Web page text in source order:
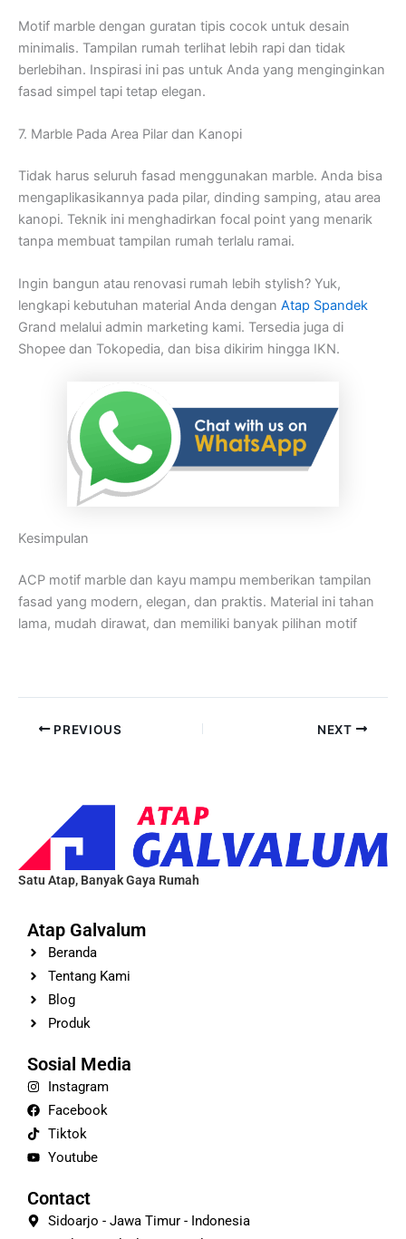
Motif marble dengan guratan tipis cocok untuk desain
minimalis. Tampilan rumah terlihat lebih rapi dan tidak
berlebihan. Inspirasi ini pas untuk Anda yang menginginkan
fasad simpel tapi tetap elegan.
7. Marble Pada Area Pilar dan Kanopi
Tidak harus seluruh fasad menggunakan marble. Anda bisa
mengaplikasikannya pada pilar, dinding samping, atau area
kanopi. Teknik ini menghadirkan focal point yang menarik
tanpa membuat tampilan rumah terlalu ramai.
Ingin bangun atau renovasi rumah lebih stylish? Yuk,
lengkapi kebutuhan material Anda dengan Atap Spandek
Grand melalui admin marketing kami. Tersedia juga di
Shopee dan Tokopedia, dan bisa dikirim hingga IKN.
Kesimpulan
ACP motif marble dan kayu mampu memberikan tampilan
fasad yang modern, elegan, dan praktis. Material ini tahan
lama, mudah dirawat, dan memiliki banyak pilihan motif
PREVIOUS NEXT
Satu Atap, Banyak Gaya Rumah
Atap Galvalum
Beranda
Tentang Kami
Blog
Produk
Sosial Media
Instagram
Facebook
Tiktok
Youtube
Contact
Sidoarjo - Jawa Timur - Indonesia